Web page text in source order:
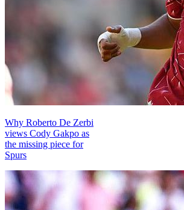
Why Roberto De Zerbi
views Cody Gakpo as
the missing piece for
Spurs